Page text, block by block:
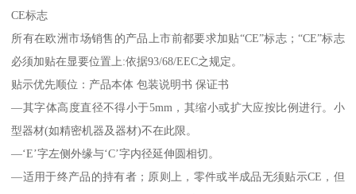
CE标志
所有在欧洲市场销售的产品上市前都要求加贴“CE”标志；“CE”标志
必须加贴在显要位置上:依据93/68/EEC之规定。
贴示优先顺位：产品本体 包装说明书 保证书
—其字体高度直径不得小于5mm，其缩小或扩大应按比例进行。小
型器材(如精密机器及器材)不在此限。
—‘E’字左侧外缘与‘C’字内径延伸圆相切。
—适用于终产品的持有者；原则上，零件或半成品无须贴示CE，但